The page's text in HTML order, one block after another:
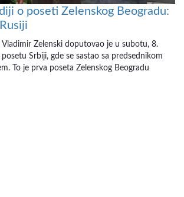
o poseti Zelenskog Beogradu:
Vladimir Zelenski doputovao je u subotu, 8.
Srbiji, gde se sastao sa predsednikom
To je prva poseta Zelenskog Beogradu